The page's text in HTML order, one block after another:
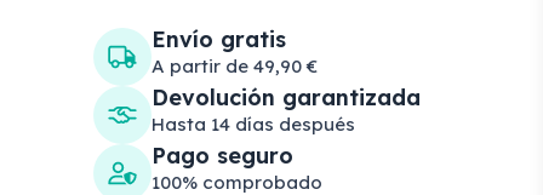
Envío gratis
A partir de 49,90 €
Devolución garantizada
Hasta 14 días después
Pago seguro
100% comprobado